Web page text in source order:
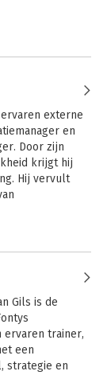
externe
en
Door zijn
krijgt hij
Hij vervult
in
in
én
Hij faciliteert
Gils is de
ervaren trainer,
een
strategie en